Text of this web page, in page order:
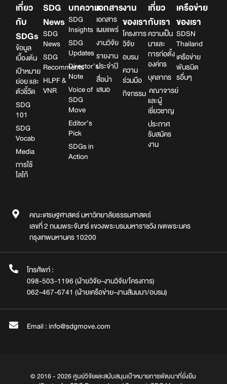
เกี่ยว
กับ
SDGs
ข้อมูล
เบื้องต้น
เป้าหมาย
ย่อย และ
ตัวชี้วัด
SDG
101
SDG
Vocab
Media
การใช้
โลโก้
SDG
News
SDG
News
SDG
Recomments
HLPF &
VNR
บทความ
SDG
Insights
SDG
Updates
Director’s
Note
Voice of
SDG
Move
Editor’s
Pick
SDGs in
Action
เอกสาร
เอกสาร
เผยแพร่
งานวิจัย
รายงาน
ประจำปี
สื่อนำ
เสนอ
งาน
ของเรา
โครงการ
วิจัย
อบรม
ความ
ร่วมมือ
กิจกรรม
เกี่ยว
กับเรา
ความเป็น
มาและ
การก่อตั้ง
องค์กร
บุคลากร
คณาจารย์
และผู้
เชี่ยวชาญ
ประกาศ
รับสมัคร
งาน
เครือข่าย
ของเรา
SDSN
Thailand
เครือข่าย
พันธมิต
รอื่นๆ
คณะเศรษฐศาสตร์ มหาวิทยาลัยธรรมศาสตร์
เลขที่ 2 ถนนพระจันทร์ แขวงพระบรมมหาราชวัง เขตพระนคร
กรุงเทพมหานคร 10200
โทรศัพท์ :
098-503-1196 (ฝ่ายวิจัย-งานวิจัย/โครงการ)
062-467-6741 (ฝ่ายเครือข่าย-งานสัมมนา/อบรม)
Email : info@sdgmove.com
© 2016 - 2026 ศูนย์วิจัยและสนับสนุนเป้าหมายการพัฒนาที่ยั่งยืน